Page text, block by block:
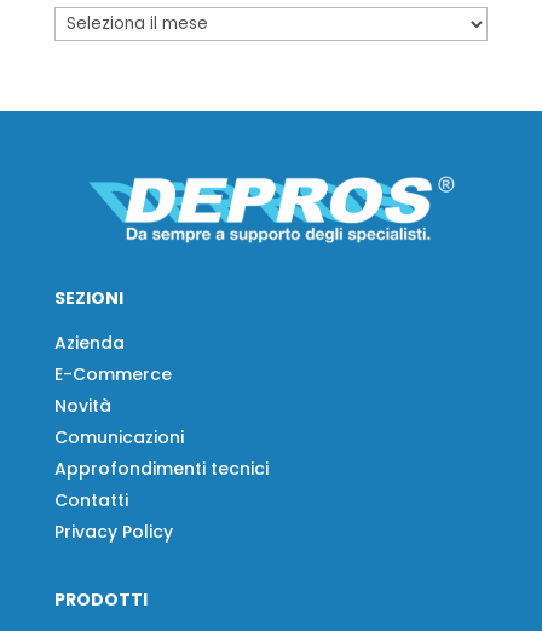
SEZIONI
Azienda
E-Commerce
Novità
Comunicazioni
Approfondimenti tecnici
Contatti
Privacy Policy
PRODOTTI